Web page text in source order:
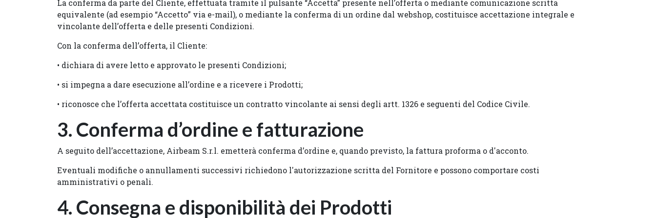
La conferma da parte del Cliente, effettuata tramite il pulsante “Accetta” presente nell’offerta o mediante comunicazione scritta
equivalente (ad esempio “Accetto” via e-mail), o mediante la conferma di un ordine dal webshop, costituisce accettazione integrale e
vincolante dell’offerta e delle presenti Condizioni.
Con la conferma dell’offerta, il Cliente:
• dichiara di avere letto e approvato le presenti Condizioni;
• si impegna a dare esecuzione all’ordine e a ricevere i Prodotti;
• riconosce che l’offerta accettata costituisce un contratto vincolante ai sensi degli artt. 1326 e seguenti del Codice Civile.
3. Conferma d’ordine e fatturazione
A seguito dell’accettazione, Airbeam S.r.l. emetterà conferma d’ordine e, quando previsto, la fattura proforma o d'acconto.
Eventuali modifiche o annullamenti successivi richiedono l'autorizzazione scritta del Fornitore e possono comportare costi
amministrativi o penali.
4. Consegna e disponibilità dei Prodotti